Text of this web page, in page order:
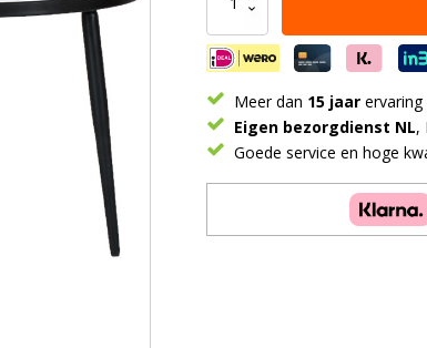
Melle
-
Marmer
-
Set
van
aantal
Meer dan 15 jaar ervaring
Eigen bezorgdienst NL,
Goede service en hoge